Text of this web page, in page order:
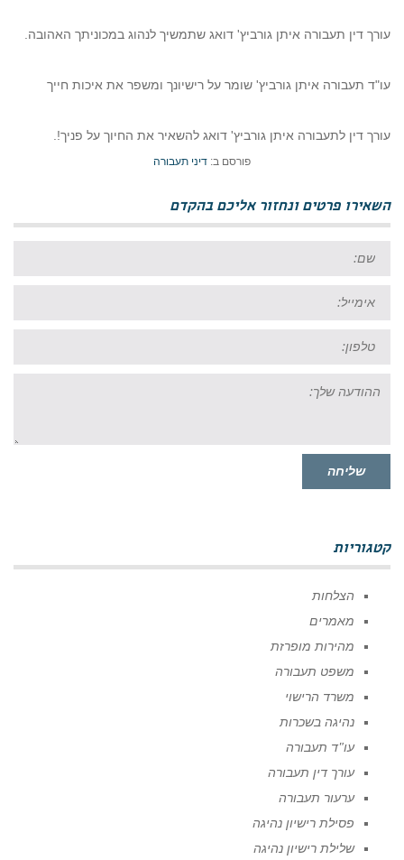
עורך דין תעבורה איתן גורביץ' דואג שתמשיך לנהוג במכוניתך האהובה.
עו"ד תעבורה איתן גורביץ' שומר על רישיונך ומשפר את איכות חייך
עורך דין לתעבורה איתן גורביץ' דואג להשאיר את החיוך על פניך!.
פורסם ב: דיני תעבורה
השאירו פרטים ונחזור אליכם בהקדם
שלך:
שליחה
קטגוריות
הצלחות
מאמרים
מהירות מופרזת
משפט תעבורה
משרד הרישוי
נהיגה בשכרות
עו"ד תעבורה
עורך דין תעבורה
ערעור תעבורה
פסילת רישיון נהיגה
שלילת רישיון נהיגה